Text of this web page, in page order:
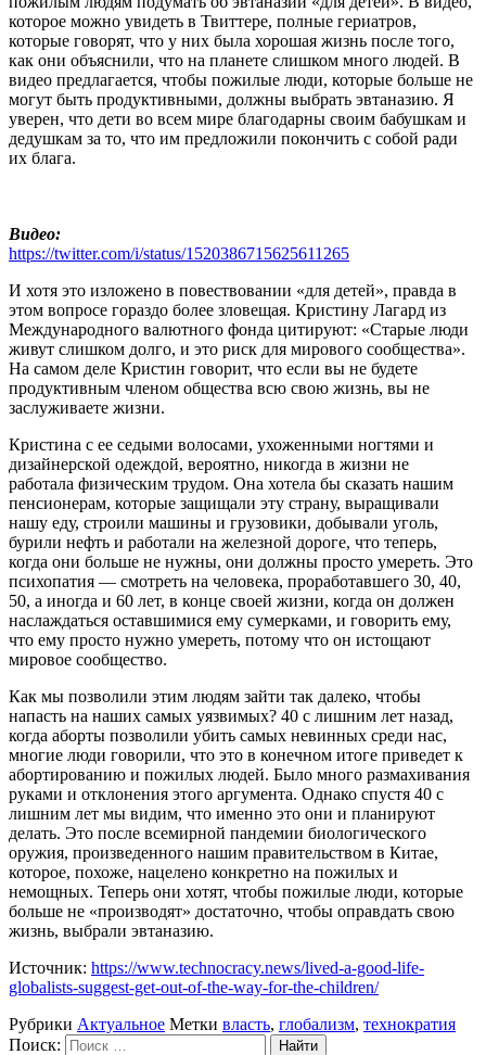
которое можно увидеть в Твиттере, полные гериатров,
которые говорят, что у них была хорошая жизнь после того,
как они объяснили, что на планете слишком много людей. В
видео предлагается, чтобы пожилые люди, которые больше не
могут быть продуктивными, должны выбрать эвтаназию. Я
уверен, что дети во всем мире благодарны своим бабушкам и
дедушкам за то, что им предложили покончить с собой ради
их блага.
Видео:
https://twitter.com/i/status/1520386715625611265
И хотя это изложено в повествовании «для детей», правда в
этом вопросе гораздо более зловещая. Кристину Лагард из
Международного валютного фонда цитируют: «Старые люди
живут слишком долго, и это риск для мирового сообщества».
На самом деле Кристин говорит, что если вы не будете
продуктивным членом общества всю свою жизнь, вы не
заслуживаете жизни.
Кристина с ее седыми волосами, ухоженными ногтями и
дизайнерской одеждой, вероятно, никогда в жизни не
работала физическим трудом. Она хотела бы сказать нашим
пенсионерам, которые защищали эту страну, выращивали
нашу еду, строили машины и грузовики, добывали уголь,
бурили нефть и работали на железной дороге, что теперь,
когда они больше не нужны, они должны просто умереть. Это
психопатия — смотреть на человека, проработавшего 30, 40,
50, а иногда и 60 лет, в конце своей жизни, когда он должен
наслаждаться оставшимися ему сумерками, и говорить ему,
что ему просто нужно умереть, потому что он истощают
мировое сообщество.
Как мы позволили этим людям зайти так далеко, чтобы
напасть на наших самых уязвимых? 40 с лишним лет назад,
когда аборты позволили убить самых невинных среди нас,
многие люди говорили, что это в конечном итоге приведет к
абортированию и пожилых людей. Было много размахивания
руками и отклонения этого аргумента. Однако спустя 40 с
лишним лет мы видим, что именно это они и планируют
делать. Это после всемирной пандемии биологического
оружия, произведенного нашим правительством в Китае,
которое, похоже, нацелено конкретно на пожилых и
немощных. Теперь они хотят, чтобы пожилые люди, которые
больше не «производят» достаточно, чтобы оправдать свою
жизнь, выбрали эвтаназию.
Источник: https://www.technocracy.news/lived-a-good-life-
globalists-suggest-get-out-of-the-way-for-the-children/
Рубрики Актуальное Метки власть, глобализм, технократия
Поиск: